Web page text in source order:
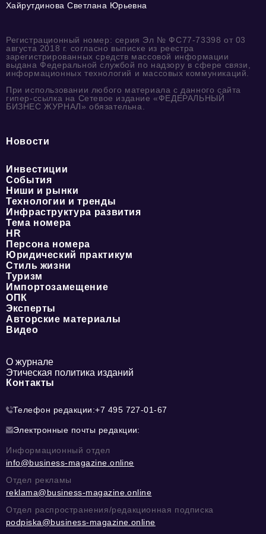
Хайрутдинова Светлана Юрьевна
Регистрационный номер: серия Эл № ФС77-73398 от 03
августа 2018 г. согласно выписке из реестра
зарегистрированных средств массовой информации
выдана Федеральной службой по надзору в сфере связи,
информационных технологий и массовых коммуникаций.
При использовании любого материала с данного сайта
гипер-ссылка на Сетевое издание «ФЕДЕРАЛЬНЫЙ
БИЗНЕС ЖУРНАЛ» обязательна.
Новости
Инвестиции
События
Ниши и рынки
Технологии и тренды
Инфраструктура развития
Тема номера
HR
Персона номера
Юридический практикум
Стиль жизни
Туризм
Импортозамещение
ОПК
Эксперты
Авторские материалы
Видео
О журнале
Этическая политика изданий
Контакты
Телефон редакции:+7 495 727-01-67
Электронные почты редакции:
Информационный отдел
info@business-magazine.online
Отдел рекламы
reklama@business-magazine.online
Отдел распространения/редакционная подписка
podpiska@business-magazine.online